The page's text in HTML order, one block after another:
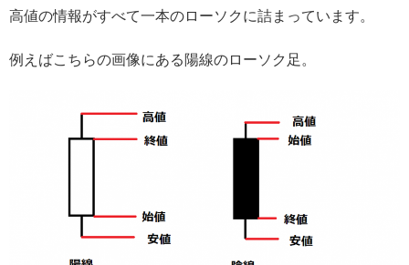
高値の情報がすべて一本のローソクに詰まっています。
例えばこちらの画像にある陽線のローソク足。